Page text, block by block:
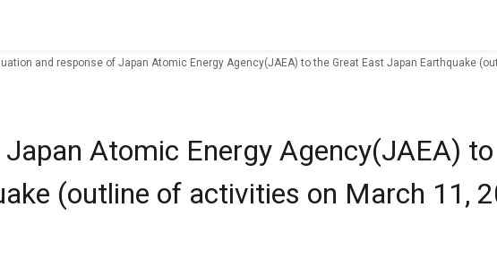
and response of Japan Atomic Energy Agency(JAEA) to the Great East Japan Earthquake
Atomic Energy Agency(JAEA)
(outline of activities on March 11,